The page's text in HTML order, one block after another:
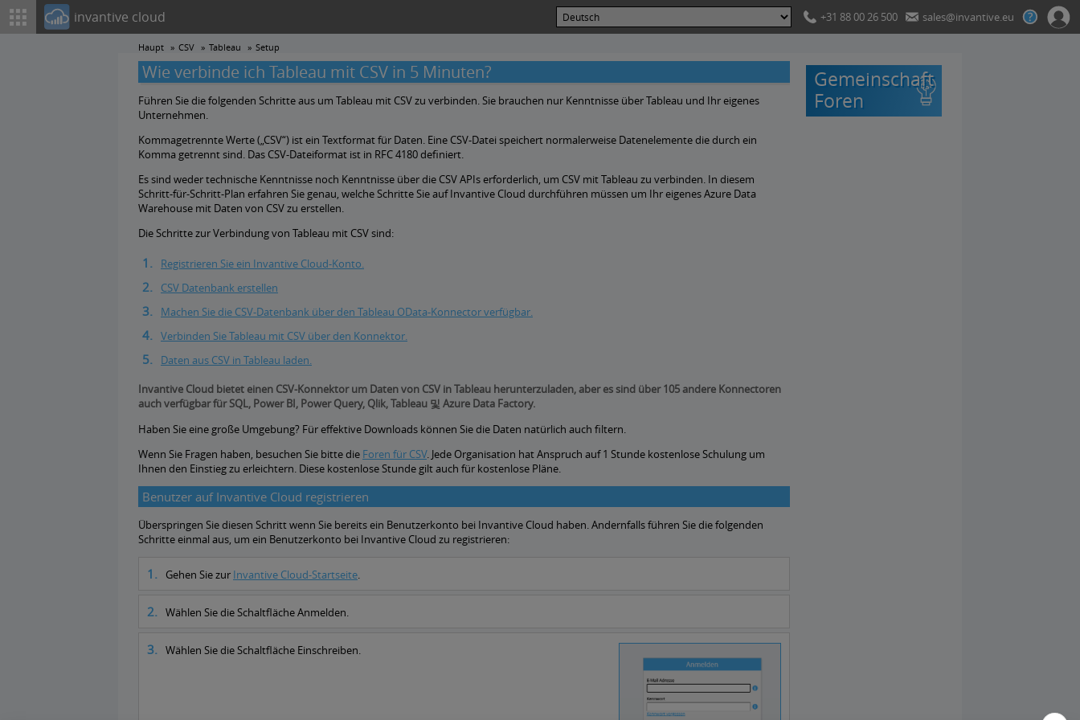
invantive cloud +31 88 00 26 500 sales@invantive.eu
Haupt CSV Tableau Setup
Wie verbinde ich Tableau mit CSV in 5 Minuten?
Führen Sie die folgenden Schritte aus um Tableau mit CSV zu verbinden. Sie brauchen nur Kenntnisse über Tableau und Ihr eigenes
Unternehmen.
Kommagetrennte Werte („CSV“) ist ein Textformat für Daten. Eine CSV-Datei speichert normalerweise Datenelemente die durch ein
Komma getrennt sind. Das CSV-Dateiformat ist in RFC 4180 definiert.
Es sind weder technische Kenntnisse noch Kenntnisse über die CSV APIs erforderlich, um CSV mit Tableau zu verbinden. In diesem
Schritt-für-Schritt-Plan erfahren Sie genau, welche Schritte Sie auf Invantive Cloud durchführen müssen um Ihr eigenes Azure Data
Warehouse mit Daten von CSV zu erstellen.
Die Schritte zur Verbindung von Tableau mit CSV sind:
Registrieren Sie ein Invantive Cloud-Konto.
CSV Datenbank erstellen
Machen Sie die CSV-Datenbank über den Tableau OData-Konnector verfügbar.
Verbinden Sie Tableau mit CSV über den Konnektor.
Daten aus CSV in Tableau laden.
Invantive Cloud bietet einen CSV-Konnektor um Daten von CSV in Tableau herunterzuladen, aber es sind über 105 andere Konnectoren
auch verfügbar für SQL, Power BI, Power Query, Qlik, Tableau 및 Azure Data Factory.
Haben Sie eine große Umgebung? Für effektive Downloads können Sie die Daten natürlich auch filtern.
Wenn Sie Fragen haben, besuchen Sie bitte die Foren für CSV. Jede Organisation hat Anspruch auf 1 Stunde kostenlose Schulung um
Ihnen den Einstieg zu erleichtern. Diese kostenlose Stunde gilt auch für kostenlose Pläne.
Benutzer auf Invantive Cloud registrieren
Überspringen Sie diesen Schritt wenn Sie bereits ein Benutzerkonto bei Invantive Cloud haben. Andernfalls führen Sie die folgenden
Schritte einmal aus, um ein Benutzerkonto bei Invantive Cloud zu registrieren:
Gehen Sie zur Invantive Cloud-Startseite.
Wählen Sie die Schaltfläche Anmelden.
Wählen Sie die Schaltfläche Einschreiben.
Gemeinschaft
Foren